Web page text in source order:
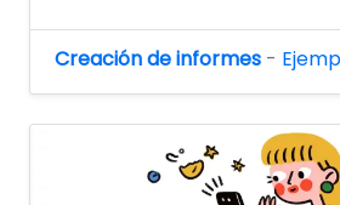
Creación de informes -